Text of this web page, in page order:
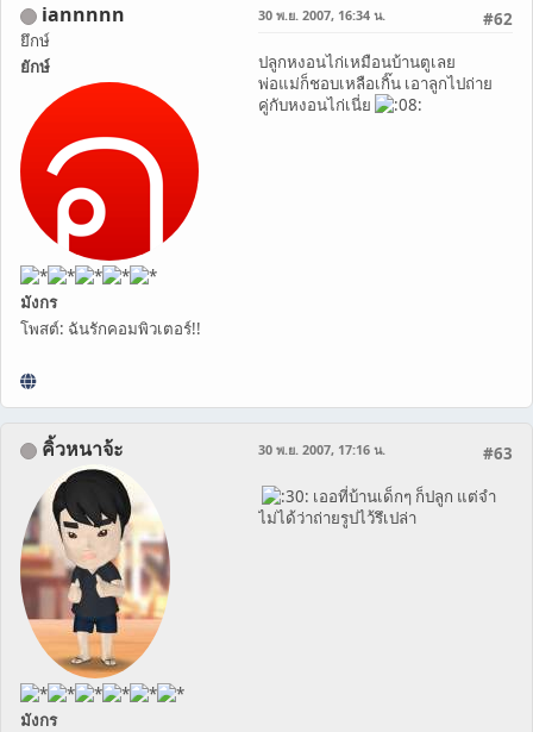
iannnnn
ยึกษ์
ยักษ์
มังกร
โพสต์: ฉันรักคอมพิวเตอร์!!
#62
30 พ.ย. 2007, 16:34 น.
ปลูกหงอนไก่เหมือนบ้านตูเลย
พ่อแม่ก็ชอบเหลือเกิ๊น เอาลูกไปถ่าย
คู่กับหงอนไก่เนี่ย
คิ้วหนาจ้ะ
มังกร
#63
30 พ.ย. 2007, 17:16 น.
เออที่บ้านเด็กๆ ก็ปลูก แต่จำ
ไม่ได้ว่าถ่ายรูปไว้รึเปล่า